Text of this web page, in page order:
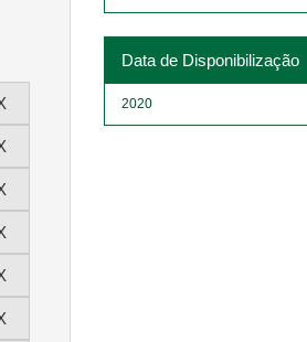
Data de Disponibilização
2020